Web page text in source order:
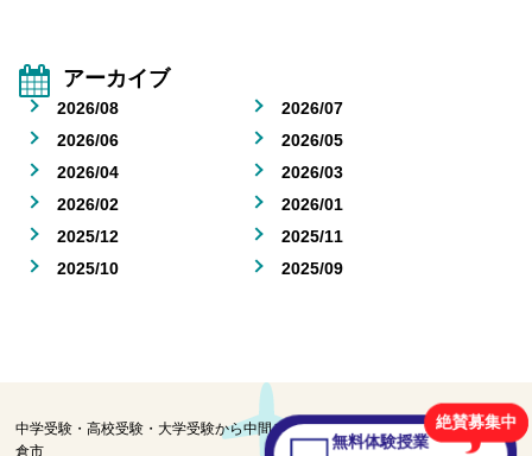
絶賛募集中
無料体験授業
アーカイブ
2026/08
2026/07
2026/06
2026/05
2026/04
2026/03
2026/02
2026/01
2025/12
2025/11
2025/10
2025/09
中学受験・高校受験・大学受験から中間テスト・期末テストの学習を目指す佐
倉市